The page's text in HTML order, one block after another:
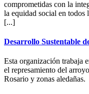
comprometidas con la
la equidad social en todos
[...]
Desarrollo Sustentable
Esta organización trabaja
el represamiento del
Rosario y zonas aledañas.